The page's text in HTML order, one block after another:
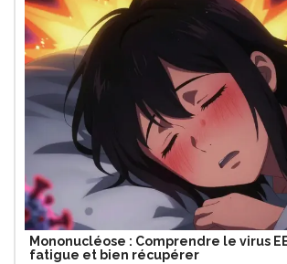
Mononucléose : Comprendre le virus
fatigue et bien récupérer